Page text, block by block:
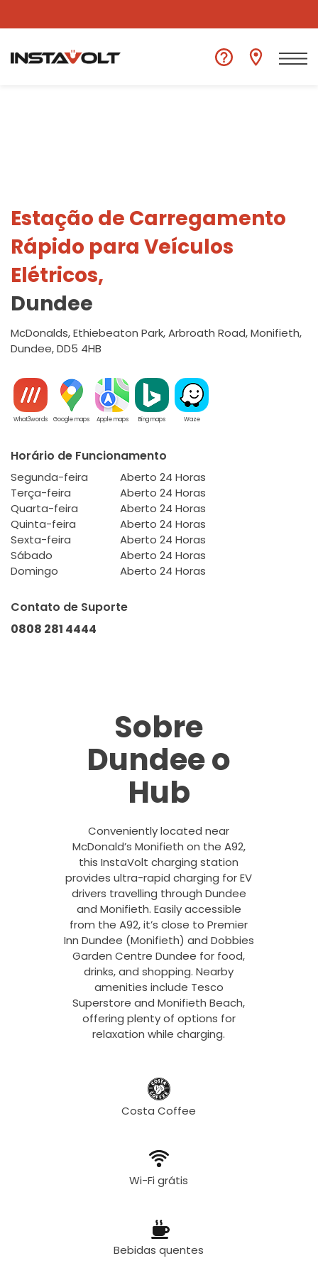
Ver outra localização
Estação de Carregamento
Rápido para Veículos
Elétricos,
Dundee
McDonalds, Ethiebeaton Park, Arbroath Road, Monifieth,
Dundee, DD5 4HB
What3words Google maps Apple maps Bing maps Waze
Horário de Funcionamento
Segunda-feira
Aberto 24 Horas
Terça-feira
Aberto 24 Horas
Quarta-feira
Aberto 24 Horas
Quinta-feira
Aberto 24 Horas
Sexta-feira
Aberto 24 Horas
Sábado
Aberto 24 Horas
Domingo
Aberto 24 Horas
Contato de Suporte
0808 281 4444
Sobre
Dundee o
Hub
Conveniently located near
McDonald’s Monifieth on the A92,
this InstaVolt charging station
provides ultra-rapid charging for EV
drivers travelling through Dundee
and Monifieth. Easily accessible
from the A92, it’s close to Premier
Inn Dundee (Monifieth) and Dobbies
Garden Centre Dundee for food,
drinks, and shopping. Nearby
amenities include Tesco
Superstore and Monifieth Beach,
offering plenty of options for
relaxation while charging.
Costa Coffee
Wi-Fi grátis
Bebidas quentes